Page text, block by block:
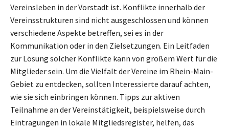
Vereinsleben in der Vorstadt ist. Konflikte innerhalb der
Vereinsstrukturen sind nicht ausgeschlossen und können
verschiedene Aspekte betreffen, sei es in der
Kommunikation oder in den Zielsetzungen. Ein Leitfaden
zur Lösung solcher Konflikte kann von großem Wert für die
Mitglieder sein. Um die Vielfalt der Vereine im Rhein-Main-
Gebiet zu entdecken, sollten Interessierte darauf achten,
wie sie sich einbringen können. Tipps zur aktiven
Teilnahme an der Vereinstätigkeit, beispielsweise durch
Eintragungen in lokale Mitgliedsregister, helfen, das